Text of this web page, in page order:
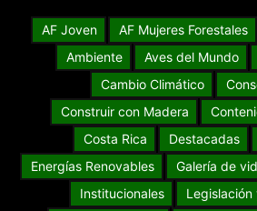
AF Joven AF Mujeres Forestales
Ambiente
Aves del Mundo
Cambio Climático
Construir con Madera
Costa Rica
Destacadas
Energías Renovables
Galería de
Institucionales